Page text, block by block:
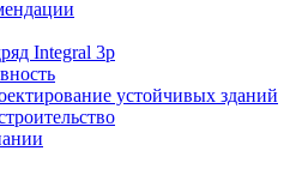
Integral 3p
устойчивых зданий